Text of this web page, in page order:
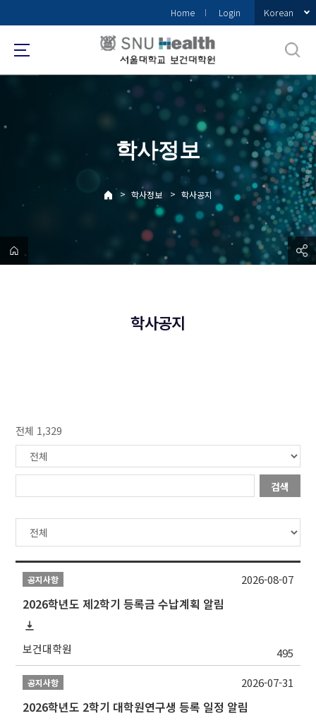
로
메
Home Login Korean
학사정보
> 학사정보 > 학사공지
학사공지
전체 1,329
검색
공지사항
2026학년도 제2학기 등록금 수납계획 알림
보건대학원 495
2026-08-07
공지사항
2026학년도 2학기 대학원연구생 등록 일정 알림
2026-07-31